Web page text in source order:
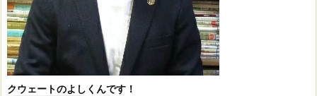
クウェートのよしくんです！